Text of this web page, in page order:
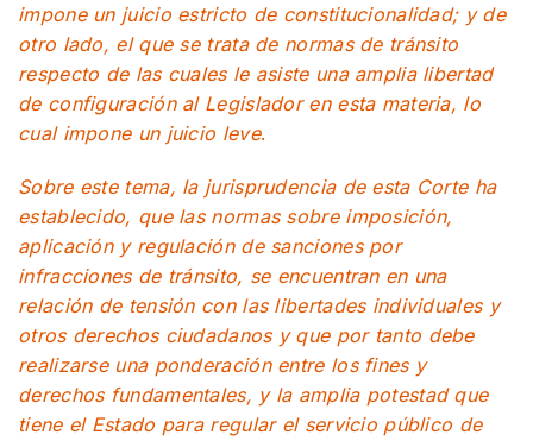
impone un juicio estricto de constitucionalidad; y de
otro lado, el que se trata de normas de tránsito
respecto de las cuales le asiste una amplia libertad
de configuración al Legislador en esta materia, lo
cual impone un juicio leve.
Sobre este tema, la jurisprudencia de esta Corte ha
establecido, que las normas sobre imposición,
aplicación y regulación de sanciones por
infracciones de tránsito, se encuentran en una
relación de tensión con las libertades individuales y
otros derechos ciudadanos y que por tanto debe
realizarse una ponderación entre los fines y
derechos fundamentales, y la amplia potestad que
tiene el Estado para regular el servicio público de